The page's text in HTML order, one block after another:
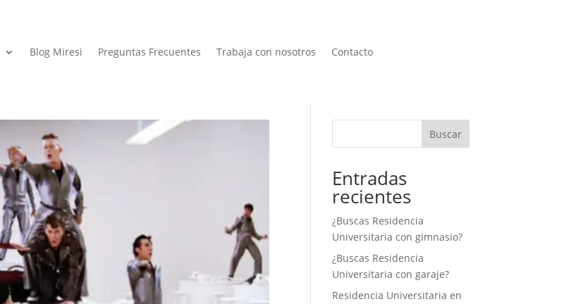
Blog Miresi Preguntas Frecuentes Trabaja con nosotros Contacto
Buscar
Entradas
recientes
¿Buscas Residencia
Universitaria con gimnasio?
¿Buscas Residencia
Universitaria con garaje?
Residencia Universitaria en